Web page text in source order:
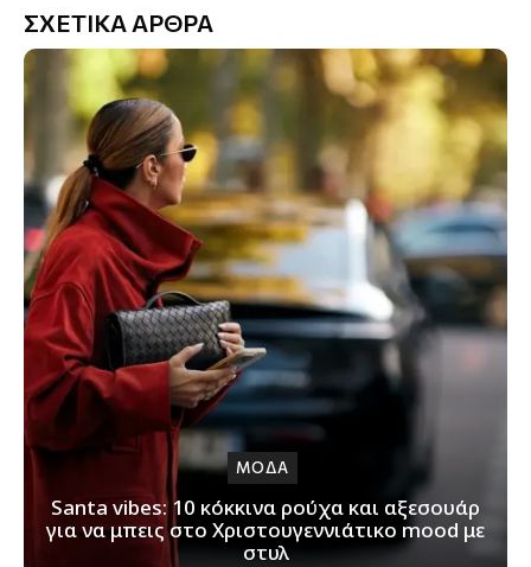
ΣΧΕΤΙΚΑ ΑΡΘΡΑ
ΜΟΔΑ
Santa vibes: 10 κόκκινα ρούχα και αξεσουάρ
για να μπεις στο Χριστουγεννιάτικο mood με
στυλ